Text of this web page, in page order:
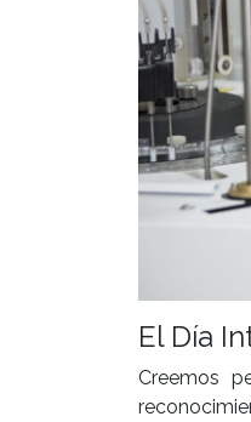
El Día
Creemos